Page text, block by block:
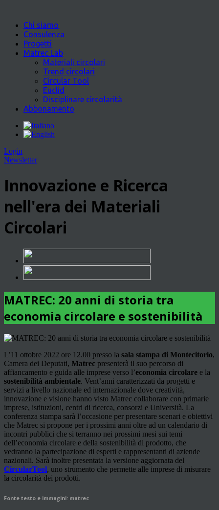
Chi siamo
Consulenza
Progetti
Matrec Lab
Materiali circolari
Trend circolari
Circular Tool
Euclid
Disciplinare circolarità
Abbonamento
Login
Newsletter
Innovazione e Ricerca
nell'era dei Materiali
Circolari
MATREC: 20 anni di storia tra
economia circolare e sostenibilità
L’11 ottobre 2022 ore 12.00 presso la sala stampa di Montecitorio,
Camera dei Deputati, Matrec presenterà il suo percorso di
affiancamento e guida alle imprese verso l’economia circolare e la
sostenibilità ambientale. Vent’anni caratterizzati da progetti e
servizi a livello nazionale ed internazionale dove creatività,
innovazione e visione hanno visto Matrec collaborare con primarie
imprese, istituzioni, centri di ricerca, consorzi e Università. La
conferenza stampa sarà l’occasione per presentare scenari e obiettivi
che Matrec si propone per i prossimi anni oltre ad un calendario di
incontri pubblici che si terranno nei prossimi mesi sui temi
dell’economia circolare e della sostenibilità di prodotto, che
vedranno la partecipazione di esperti e rappresentanti di aziende
nazionali. Sarà inoltre presentata la versione aggiornata del
CircularTool, uno strumento che permette alle imprese di misurare
la circolarità dei prodotti.
Fonte testo e immagini: matrec